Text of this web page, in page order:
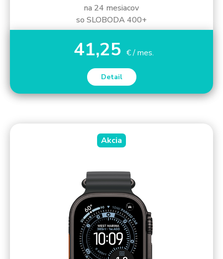
na 24 mesiacov
so SLOBODA 400+
41,25 € / mes.
Detail
Akcia